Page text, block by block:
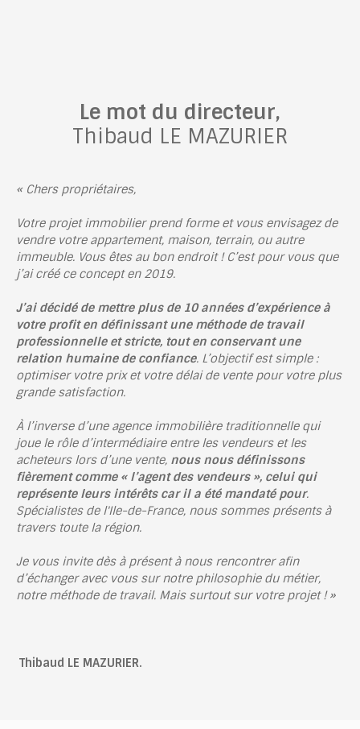
Le mot du directeur,
Thibaud LE MAZURIER
« Chers propriétaires,
Votre projet immobilier prend forme et vous envisagez de
vendre votre appartement, maison, terrain, ou autre
immeuble. Vous êtes au bon endroit ! C’est pour vous que
j’ai créé ce concept en 2019.
J’ai décidé de mettre plus de 10 années d’expérience à
votre profit en définissant une méthode de travail
professionnelle et stricte, tout en conservant une
relation humaine de confiance. L’objectif est simple :
optimiser votre prix et votre délai de vente pour votre plus
grande satisfaction.
À l’inverse d’une agence immobilière traditionnelle qui
joue le rôle d’intermédiaire entre les vendeurs et les
acheteurs lors d’une vente, nous nous définissons
fièrement comme « l’agent des vendeurs », celui qui
représente leurs intérêts car il a été mandaté pour.
Spécialistes de l'Ile-de-France, nous sommes présents à
travers toute la région.
Je vous invite dès à présent à nous rencontrer afin
d’échanger avec vous sur notre philosophie du métier,
notre méthode de travail. Mais surtout sur votre projet ! »
Thibaud LE MAZURIER.